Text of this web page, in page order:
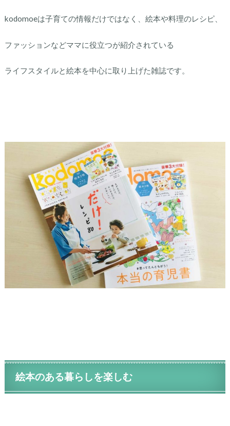
kodomoeは子育ての情報だけではなく、絵本や料理のレシピ、
ファッションなどママに役立つが紹介されている
ライフスタイルと絵本を中心に取り上げた雑誌です。
絵本のある暮らしを楽しむ